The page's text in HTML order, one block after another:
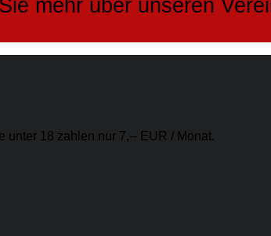
mehr über unseren
18 zahlen nur 7,-- EUR / Monat.